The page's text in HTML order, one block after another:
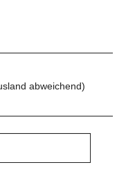
abweichend)